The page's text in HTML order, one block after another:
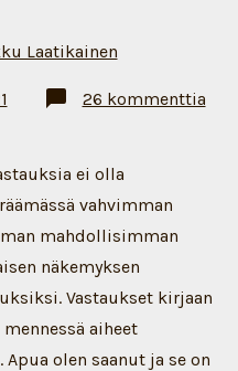
Laatikainen
26 kommenttia
ei olla
vahvimman
mahdollisimman
näkemyksen
Vastaukset kirjaan
aiheet
olen saanut ja se on